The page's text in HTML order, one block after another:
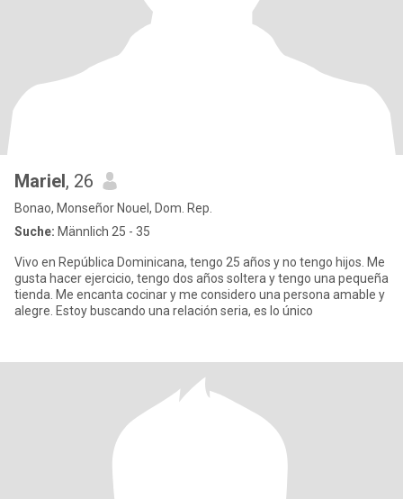
Mariel, 26
Bonao, Monseñor Nouel, Dom. Rep.
Suche: Männlich 25 - 35
Vivo en República Dominicana, tengo 25 años y no tengo hijos. Me
gusta hacer ejercicio, tengo dos años soltera y tengo una pequeña
tienda. Me encanta cocinar y me considero una persona amable y
alegre. Estoy buscando una relación seria, es lo único